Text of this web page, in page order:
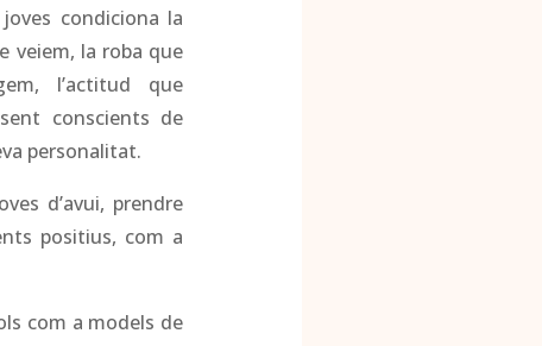
condiciona la
veiem, la roba que
l’actitud que
conscients de
personalitat.
d’avui, prendre
positius, com a
com a models de